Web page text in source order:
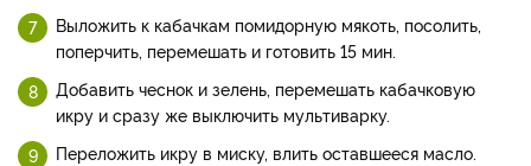
Выложить к кабачкам помидорную мякоть, посолить,
поперчить, перемешать и готовить 15 мин.
Добавить чеснок и зелень, перемешать кабачковую
икру и сразу же выключить мультиварку.
Переложить икру в миску, влить оставшееся масло.